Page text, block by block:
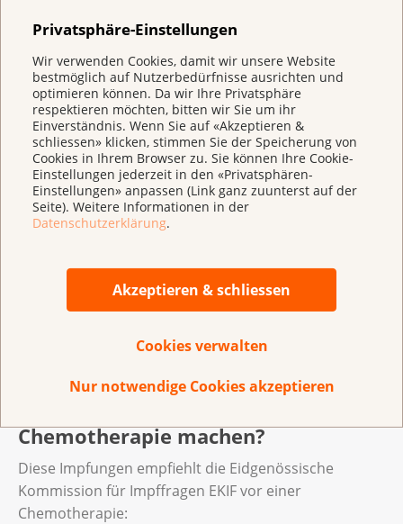
Privatsphäre-Einstellungen
Wir verwenden Cookies, damit wir unsere Website
bestmöglich auf Nutzerbedürfnisse ausrichten und
optimieren können. Da wir Ihre Privatsphäre
respektieren möchten, bitten wir Sie um ihr
Einverständnis. Wenn Sie auf «Akzeptieren &
schliessen» klicken, stimmen Sie der Speicherung von
Cookies in Ihrem Browser zu. Sie können Ihre Cookie-
Einstellungen jederzeit in den «Privatsphären-
Einstellungen» anpassen (Link ganz zuunterst auf der
Seite). Weitere Informationen in der
Datenschutzerklärung.
Akzeptieren & schliessen
Cookies verwalten
Nur notwendige Cookies akzeptieren
Betroffene können unterschiedlich starken
Es kann sein, dass den Betroffenen übel wird.
Die Lunge oder das Herz sind möglicherweise
nicht mehr gleich leistungsfähig.
Die Ei- oder Samenzellen werden möglicherweise
geschädigt.
Das Tast-, Schmerz- und Temperaturgefühl an
Nach der Chemotherapie lassen viele der
Beschwerden bleiben länger bestehen.
Chemotherapie machen?
Diese Impfungen empfiehlt die Eidgenössische
Kommission für Impffragen EKIF vor einer
Chemotherapie: